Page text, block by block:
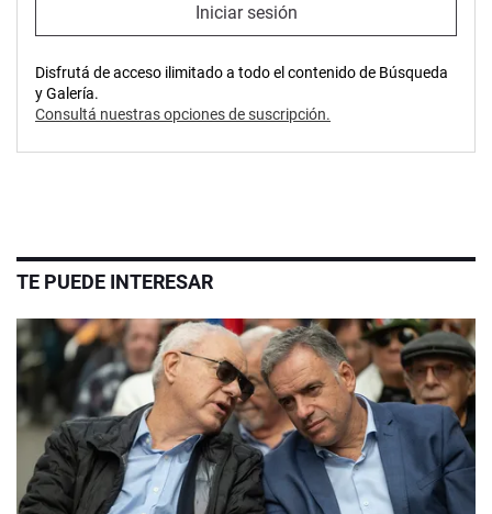
Iniciar sesión
Disfrutá de acceso ilimitado a todo el contenido de Búsqueda
y Galería.
Consultá nuestras opciones de suscripción.
TE PUEDE INTERESAR